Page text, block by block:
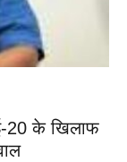
20 के खिलाफ